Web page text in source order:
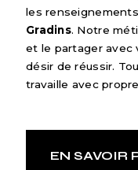
les
Gradins. Notre
et le partager avec
désir de réussir.
travaille avec
EN SAVOIR